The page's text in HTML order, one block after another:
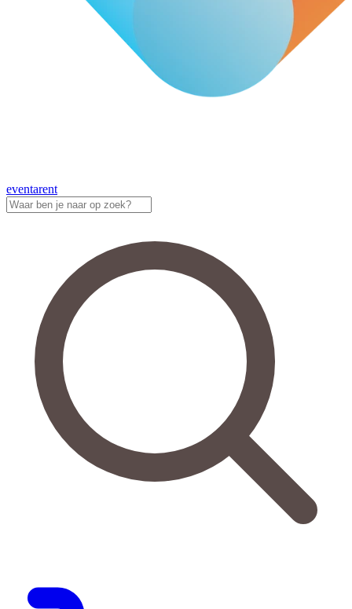
eventarent